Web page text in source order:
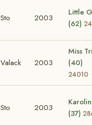
Sto 2003
Little
(62)
Valack 2003
Miss
(40)
24010
Sto 2003
Karolin
(37)